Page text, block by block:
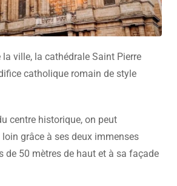
ville, la cathédrale Saint Pierre
catholique romain de style
centre historique, on peut
loin grâce à ses deux immenses
de 50 mètres de haut et à sa façade